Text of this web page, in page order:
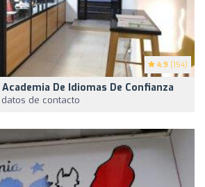
4.9 (154)
De Idiomas De Confianza
de contacto